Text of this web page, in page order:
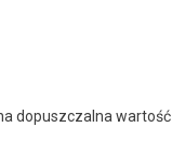
dopuszczalna wartość